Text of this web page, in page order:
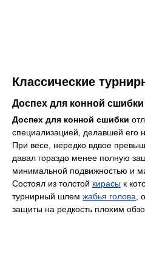
Классические
Доспех для конной сшибки
Доспех для конной сшибки
специализацией, делавшей его
При весе, нередко вдвое
давал гораздо менее полную
минимальной подвижностью и
Состоял из толстой кирасы к
турнирный шлем жабья голова ,
защиты на редкость плохим